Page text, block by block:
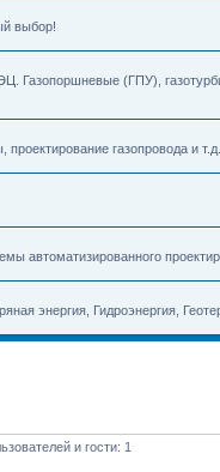
выбор!
Газопоршневые (ГПУ),
газопровода и т.д.
автоматизированного
энергия, Гидроэнергия,
и гости: 1